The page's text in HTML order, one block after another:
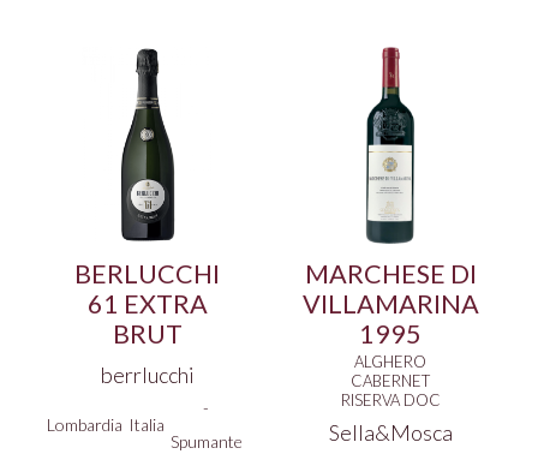
BERLUCCHI
61 EXTRA
BRUT
berrlucchi
Lombardia Italia
-
Spumante
MARCHESE DI
VILLAMARINA
1995
ALGHERO
CABERNET
RISERVA DOC
Sella&Mosca